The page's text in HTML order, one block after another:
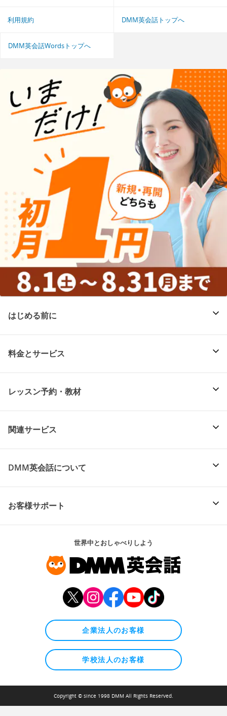
利用規約 DMM英会話トップへ
DMM英会話Wordsトップへ
はじめる前に
料金とサービス
レッスン予約・教材
関連サービス
DMM英会話について
お客様サポート
世界中とおしゃべりしよう
企業法人のお客様
学校法人のお客様
Copyright © since 1998 DMM All Rights Reserved.